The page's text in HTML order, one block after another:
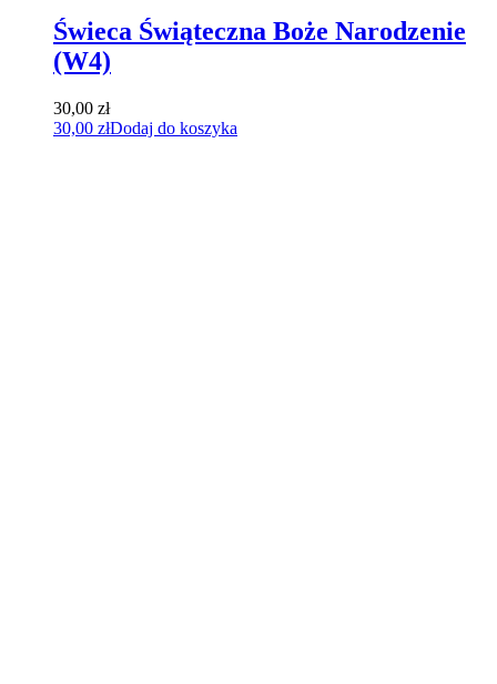
Świeca Świąteczna Boże Narodzenie
(W4)
30,00 zł
30,00 złDodaj do koszyka